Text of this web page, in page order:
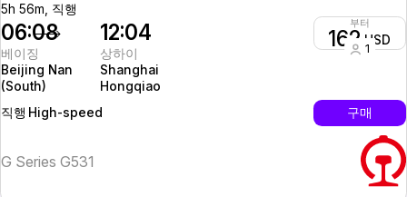
5h 56m, 직행
06:08
베이징
Beijing Nan
(South)
12:04
상하이
Shanghai
Hongqiao
부터
162 USD
1
직행 High-speed 구매
G Series G531